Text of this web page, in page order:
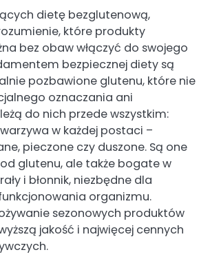
dietę bezglutenową,
które produkty
bez obaw włączyć do swojego
bezpiecznej diety są
pozbawione glutenu, które nie
oznaczania ani
do nich przede wszystkim:
w każdej postaci –
pieczone czy duszone. Są one
glutenu, ale także bogate w
i błonnik, niezbędne dla
organizmu.
sezonowych produktów
jakość i najwięcej cennych